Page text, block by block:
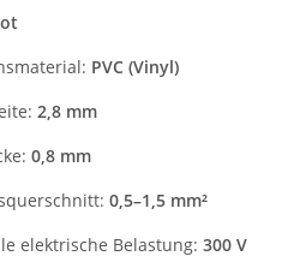
PVC (Vinyl)
2,8 mm
0,8 mm
0,5–1,5 mm²
elektrische Belastung: 300 V